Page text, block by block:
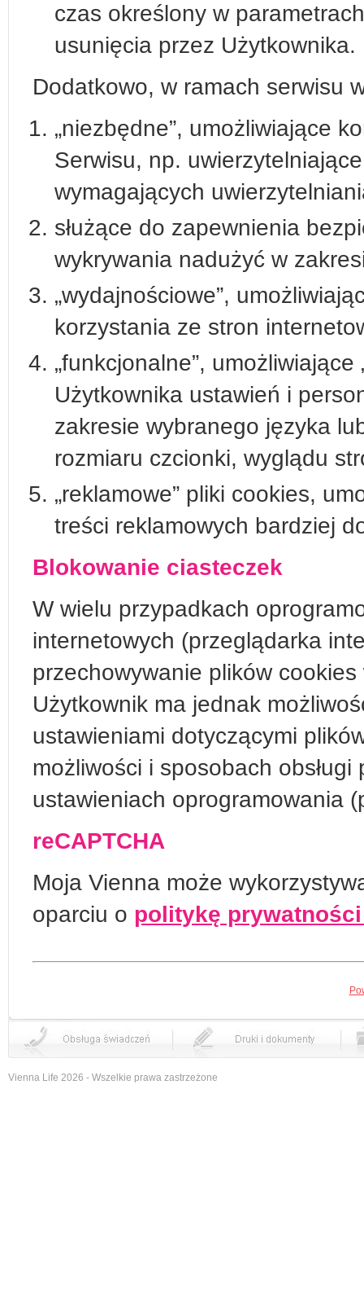
czas określony w
usunięcia przez Użytkownika.
Dodatkowo, w ramach serwisu
„niezbędne”, umożliwiające
Serwisu, np.
wymagających
służące do zapewnienia
wykrywania nadużyć w
„wydajnościowe”,
korzystania ze stron
„funkcjonalne”,
Użytkownika ustawień i
zakresie wybranego języka
rozmiaru czcionki, wyglądu
„reklamowe” pliki cookies,
treści reklamowych bardziej
Blokowanie ciasteczek
W wielu przypadkach
internetowych (przeglądarka
przechowywanie plików
Użytkownik ma jednak
ustawieniami dotyczącymi
możliwości i sposobach
ustawieniach oprogramowania
reCAPTCHA
Moja Vienna może
oparciu o politykę
Vienna Life 2026 - Wszelkie prawa zastrzeżone